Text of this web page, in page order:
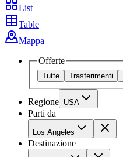
List
Table
Mappa
Offerte
Tutte Trasferimenti
Regione USA
Parti da
Los Angeles
Destinazione